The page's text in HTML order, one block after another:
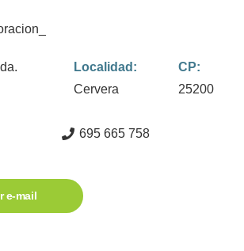
Localidad:
Cervera
CP:
25200
695 665 758
e-mail